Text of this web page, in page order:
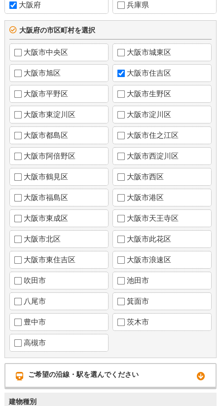
大阪府 兵庫県
大阪府の市区町村を選択
大阪市中央区 大阪市城東区
大阪市旭区 大阪市住吉区
大阪市平野区 大阪市生野区
大阪市東淀川区 大阪市淀川区
大阪市都島区 大阪市住之江区
大阪市阿倍野区 大阪市西淀川区
大阪市鶴見区 大阪市西区
大阪市福島区 大阪市港区
大阪市東成区 大阪市天王寺区
大阪市北区 大阪市此花区
大阪市東住吉区 大阪市浪速区
吹田市 池田市
八尾市 箕面市
豊中市 茨木市
高槻市
ご希望の沿線・駅を選んでください
建物種別